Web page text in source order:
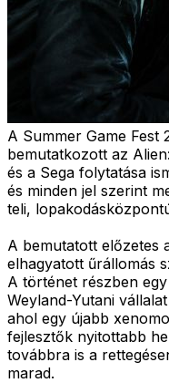
A Summer Game Fest
bemutatkozott az
és a Sega folytatása
és minden jel szerint
teli,
A bemutatott előzetes
elhagyatott űrállomás
A történet részben
Weyland-Yutani
ahol egy újabb
fejlesztők nyitottabb
továbbra is a
marad.